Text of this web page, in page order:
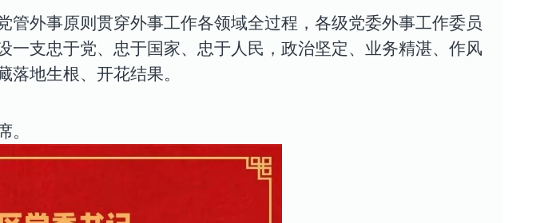
外事原则贯穿外事工作各领域全过程，各级党委外事工作委员
支忠于党、忠于国家、忠于人民，政治坚定、业务精湛、作风
落地生根、开花结果。
。